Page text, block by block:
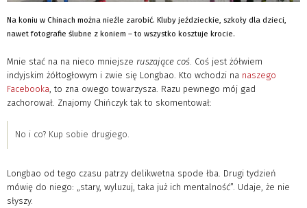
Na koniu w Chinach można nieźle zarobić. Kluby jeździeckie, szkoły dla dzieci,
nawet fotografie ślubne z koniem – to wszystko kosztuje krocie.
Mnie stać na na nieco mniejsze ruszające coś . Coś jest żółwiem
indyjskim żółtogłowym i zwie się Longbao. Kto wchodzi na naszego
Facebooka , to zna owego towarzysza. Razu pewnego mój gad
zachorował. Znajomy Chińczyk tak to skomentował:
No i co? Kup sobie drugiego.
Longbao od tego czasu patrzy delikwetna spode łba. Drugi tydzień
mówię do niego: „stary, wyluzuj, taka już ich mentalność”. Udaje, że nie
słyszy.